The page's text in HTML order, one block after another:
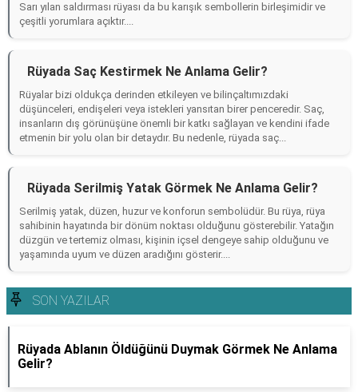
Sarı yılan saldırması rüyası da bu karışık sembollerin birleşimidir ve
çeşitli yorumlara açıktır....
Rüyada Saç Kestirmek Ne Anlama Gelir?
Rüyalar bizi oldukça derinden etkileyen ve bilinçaltımızdaki
düşünceleri, endişeleri veya istekleri yansıtan birer penceredir. Saç,
insanların dış görünüşüne önemli bir katkı sağlayan ve kendini ifade
etmenin bir yolu olan bir detaydır. Bu nedenle, rüyada saç...
Rüyada Serilmiş Yatak Görmek Ne Anlama Gelir?
Serilmiş yatak, düzen, huzur ve konforun sembolüdür. Bu rüya, rüya
sahibinin hayatında bir dönüm noktası olduğunu gösterebilir. Yatağın
düzgün ve tertemiz olması, kişinin içsel dengeye sahip olduğunu ve
yaşamında uyum ve düzen aradığını gösterir....
SON YAZILAR
Rüyada Ablanın Öldüğünü Duymak Görmek Ne Anlama
Gelir?